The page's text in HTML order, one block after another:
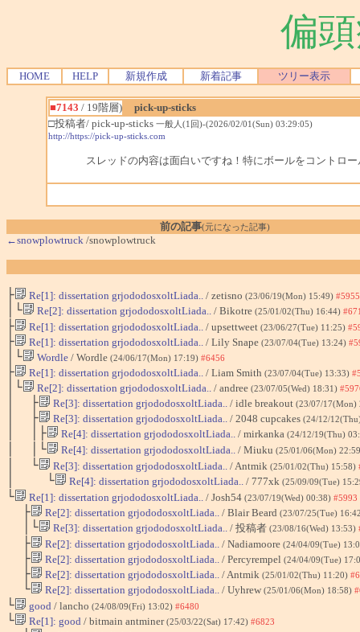
偏
HOME HELP 新規作成 新着記事 ツリー表示
■7143 / 19階層)
pick-up-sticks
□投稿者/ pick-up-sticks 一般人(1回)-(2026/02/01(Sun) 03:29:05)
http://https://pick-up-sticks.com
スレッドの内容は面白いですね！特にボールをコントロ
前の記事(元になった記事)
←snowplowtruck /snowplowtruck
├ Re[1]: dissertation grjododosxoltLiada.. / zetisno (23/06/19(Mon) 15:49) #5955
│└ Re[2]: dissertation grjododosxoltLiada.. / Bikotre (25/01/02(Thu) 16:44)
├ Re[1]: dissertation grjododosxoltLiada.. / upsettweet (23/06/27(Tue) 11:25)
├ Re[1]: dissertation grjododosxoltLiada.. / Lily Snape (23/07/04(Tue) 13:24)
│└ Wordle / Wordle (24/06/17(Mon) 17:19) #6456
├ Re[1]: dissertation grjododosxoltLiada.. / Liam Smith (23/07/04(Tue) 13:33)
│└ Re[2]: dissertation grjododosxoltLiada.. / andree (23/07/05(Wed) 18:31)
│ ├ Re[3]: dissertation grjododosxoltLiada.. / idle breakout (23/07/17(Mon)
│ ├ Re[3]: dissertation grjododosxoltLiada.. / 2048 cupcakes (24/12/
│ │├ Re[4]: dissertation grjododosxoltLiada.. / mirkanka (24/12/19(Thu)
│ │└ Re[4]: dissertation grjododosxoltLiada.. / Miuku (25/01/06(Mon)
│ └ Re[3]: dissertation grjododosxoltLiada.. / Antmik (25/01/02(Thu) 15:58)
│ └ Re[4]: dissertation grjododosxoltLiada.. / 777xk (25/09/09(Tue)
└ Re[1]: dissertation grjododosxoltLiada.. / Josh54 (23/07/19(Wed) 00:38) #5993
├ Re[2]: dissertation grjododosxoltLiada.. / Blair Beard (23/07/25(Tue)
│└ Re[3]: dissertation grjododosxoltLiada.. / 投稿者 (23/08/16(Wed) 13:53)
├ Re[2]: dissertation grjododosxoltLiada.. / Nadiamoore (24/04/09(Tue)
├ Re[2]: dissertation grjododosxoltLiada.. / Percyrempel (24/04/09(Tue)
├ Re[2]: dissertation grjododosxoltLiada.. / Antmik (25/01/02(Thu) 11:20)
└ Re[2]: dissertation grjododosxoltLiada.. / Uyhrew (25/01/06(Mon) 18:58)
└ good / lancho (24/08/09(Fri) 13:02) #6480
└ Re[1]: good / bitmain antminer(25/03/22(Sat) 17:42) #6823